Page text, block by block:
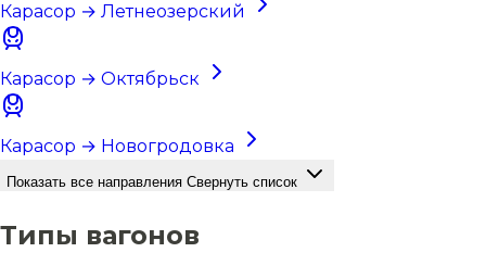
Карасор → Летнеозерский
Карасор → Октябрьск
Карасор → Новогродовка
Показать все направления Свернуть список
Типы вагонов